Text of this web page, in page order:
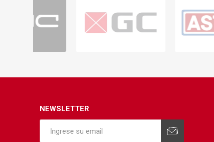
NEWSLETTER